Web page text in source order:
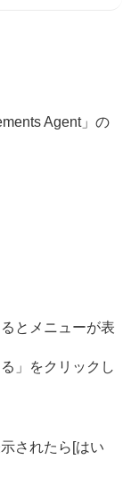
Agent」の
とメニューが表
」をクリックし
されたら[はい